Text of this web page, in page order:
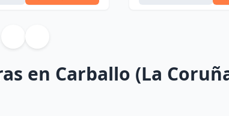
en Carballo (La